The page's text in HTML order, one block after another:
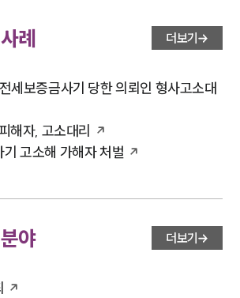
례 더보기
세보증금사기 당한 의뢰인 형사고소대
해자, 고소대리
고소해 가해자 처벌
야 더보기